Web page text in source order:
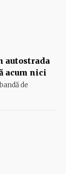
autostrada
acum nici
de